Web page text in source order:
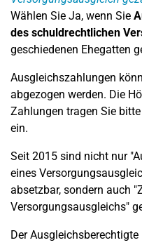
Wählen Sie Ja, wenn Sie
des schuldrechtlichen
geschiedenen Ehegatten
Ausgleichszahlungen
abgezogen werden. Die
Zahlungen tragen Sie
ein.
Seit 2015 sind nicht nur
eines
absetzbar, sondern auch
Versorgungsausgleichs"
Der